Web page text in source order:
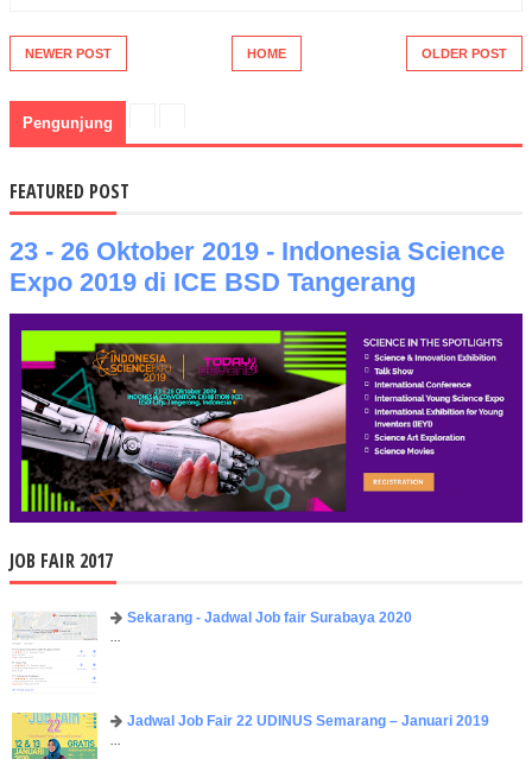
NEWER POST OLDER POST
HOME
Pengunjung
FEATURED POST
23 - 26 Oktober 2019 - Indonesia Science
Expo 2019 di ICE BSD Tangerang
JOB FAIR 2017
Sekarang - Jadwal Job fair Surabaya 2020
Jadwal Job Fair 22 UDINUS Semarang – Januari 2019